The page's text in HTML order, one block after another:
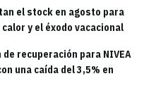
el stock en agosto para
y el éxodo vacacional
recuperación para NIVEA
una caída del 3,5% en